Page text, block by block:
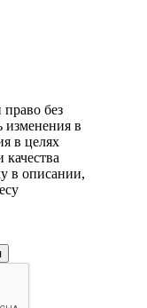
право без
изменения в
в целях
в описании,